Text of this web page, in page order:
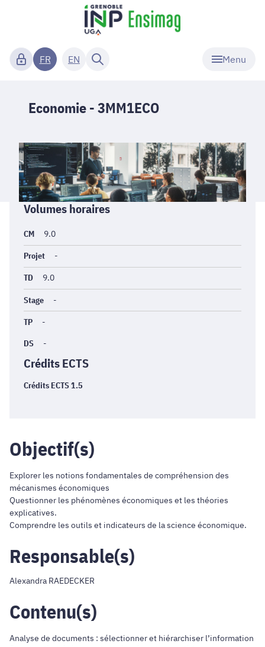
Menu
FR EN
Economie - 3MM1ECO
Informations
générales
Volumes horaires
CM 9.0
Projet -
TD 9.0
Stage -
TP -
DS -
Crédits ECTS
Crédits ECTS 1.5
Objectif(s)
Explorer les notions fondamentales de compréhension des
mécanismes économiques
Questionner les phénomènes économiques et les théories
explicatives.
Comprendre les outils et indicateurs de la science économique.
Responsable(s)
Alexandra RAEDECKER
Contenu(s)
Analyse de documents : sélectionner et hiérarchiser l’information